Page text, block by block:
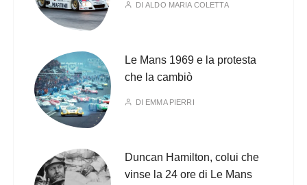
DIALDO MARIA COLETTA
Le Mans 1969 e la protesta
che la cambiò
DI EMMA PIERRI
Duncan Hamilton, colui che
vinse la 24 ore di Le Mans